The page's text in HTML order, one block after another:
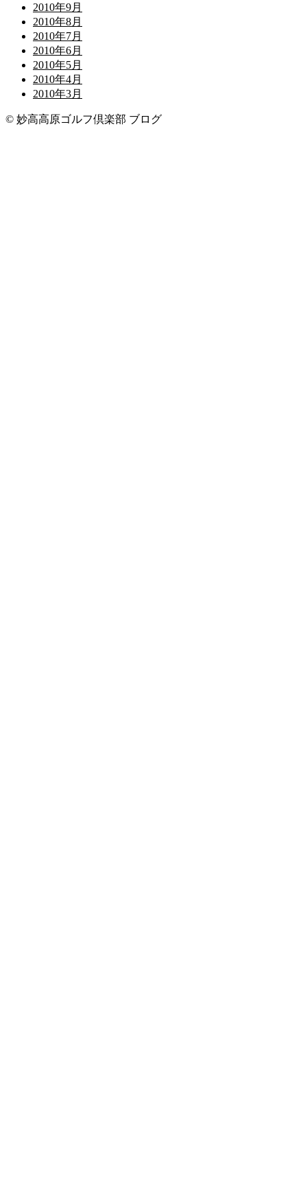
2010年9月
2010年8月
2010年7月
2010年6月
2010年5月
2010年4月
2010年3月
© 妙高高原ゴルフ倶楽部 ブログ